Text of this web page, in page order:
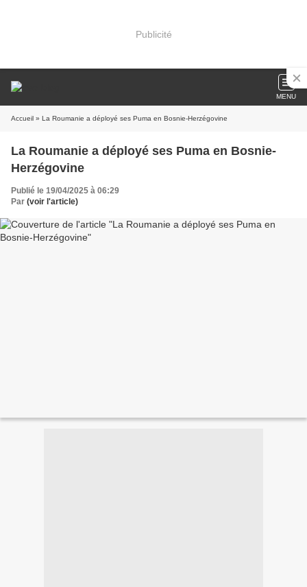
Publicité
MENU
Accueil » La Roumanie a déployé ses Puma en Bosnie-Herzégovine
La Roumanie a déployé ses Puma en Bosnie-
Herzégovine
Publié le 19/04/2025 à 06:29
Par (voir l'article)